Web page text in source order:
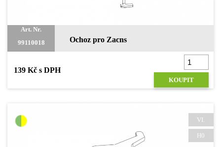
Art. Nr.
99110018
Ochoz pro Zacns
139 Kč s DPH
KOUPIT
VI.
H0